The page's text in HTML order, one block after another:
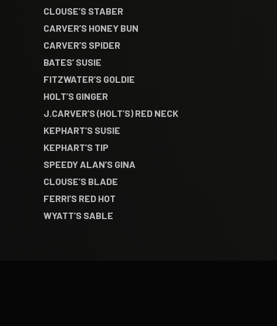
CLOUSE’S STABER
CARVER’S HONEY BUN
CARVER’S SPIDER
BATES’ SUSIE
FITZWATER’S GOLDIE
HOLT’S GINGER
J.CARVER’S (HOLT’S) RED NECK
KEPHART’S SUSIE
KEPHART’S TIP
SPEEDY ALAN’S GINA
CLOUSE’S BLADE
FERRI’S RED HOT
WYATT’S SABLE